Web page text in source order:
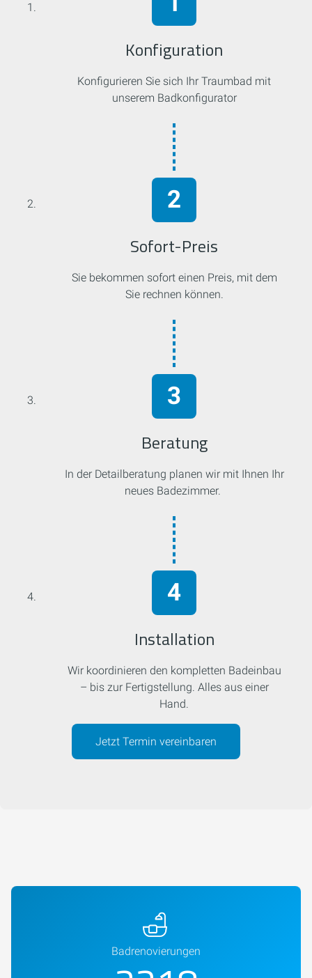
Konfiguration
Konfigurieren Sie sich Ihr Traumbad mit
unserem Badkonfigurator
Sofort-Preis
Sie bekommen sofort einen Preis, mit dem
Sie rechnen können.
Beratung
In der Detailberatung planen wir mit Ihnen Ihr
neues Badezimmer.
Installation
Wir koordinieren den kompletten Badeinbau
– bis zur Fertigstellung. Alles aus einer
Hand.
Jetzt Termin vereinbaren
Badrenovierungen